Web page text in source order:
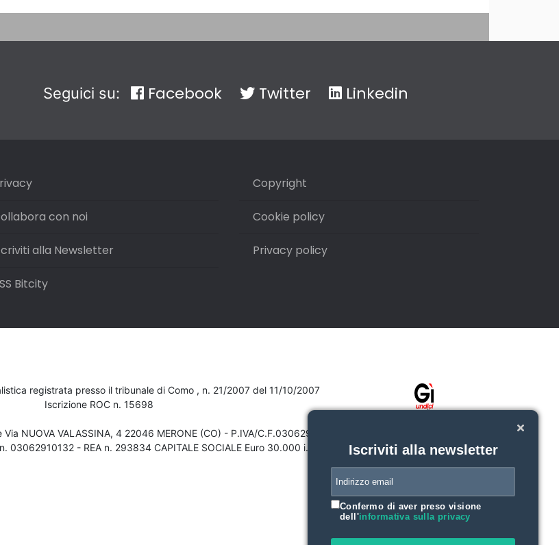
Seguici su: Facebook Twitter Linkedin
con noi
alla Newsletter
Bitcity
Copyright
Cookie policy
Privacy policy
registrata presso il tribunale di Como , n. 21/2007 del 11/10/2007
Iscrizione ROC n. 15698
NUOVA VALASSINA, 4 22046 MERONE (CO) - P.IVA/C.F.03062910132
03062910132 - REA n. 293834 CAPITALE SOCIALE Euro 30.000 i.v.
Iscriviti alla newsletter
Confermo di aver preso visione
dell'informativa sulla privacy